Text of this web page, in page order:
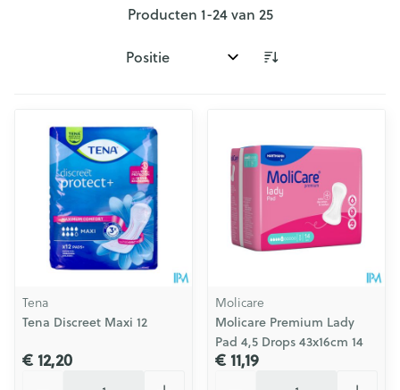
Producten 1-24van 25
Sorteer op:
Tena
Tena Discreet Maxi 12
€ 12,20
Molicare
Molicare Premium Lady
Pad 4,5 Drops 43x16cm 14
€ 11,19